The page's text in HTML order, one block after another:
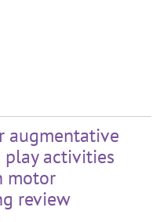
augmentative
activities
motor
review